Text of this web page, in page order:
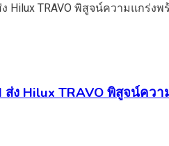
ง Hilux TRAVO พิสูจน์คว